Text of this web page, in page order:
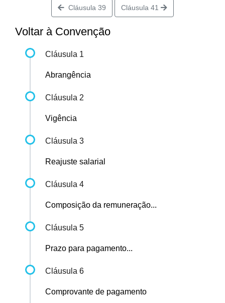
Cláusula 39 Cláusula 41
Voltar à Convenção
Cláusula 1
Abrangência
Cláusula 2
Vigência
Cláusula 3
Reajuste salarial
Cláusula 4
Composição da remuneração...
Cláusula 5
Prazo para pagamento...
Cláusula 6
Comprovante de pagamento